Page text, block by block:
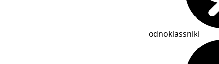
odnoklassniki